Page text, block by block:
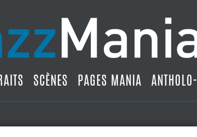
SCÈNES PAGES MANIA